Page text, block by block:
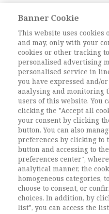
Keywords:disincanto,
trascendenza, sacro,
enchantment,
transcendence
DOI:DOI: 10.1485/
Pagine239-253
L'ACCESSO A
CONTENUTO E'
UTENTI
Sei abbonato?ESEGUI
ABBONATI.
Banner Cookie
This website uses cookies
and may, only with your
cookies or other tracking
personalised advertising
personalised service in
you have expressed and/
analysing and monitoring
users of this website. You
clicking the "Accept all
your consent by clicking
button. You can also
preferences by clicking to
button and accessing to
preferences center",
analytical manner, the
homogeneous categories,
choose to consent, or
choices. In addition, by
list", you can access the